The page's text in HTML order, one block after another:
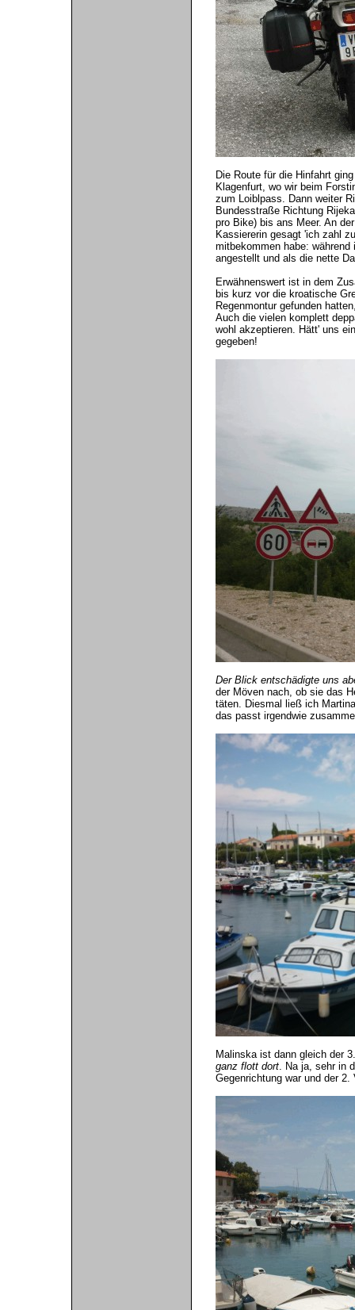
Die Route für die Hinfahrt
Klagenfurt, wo wir beim
zum Loiblpass. Dann weiter
Bundesstraße Richtung
pro Bike) bis ans Meer. An
Kassiererin gesagt 'ich zahl
mitbekommen habe:
angestellt und als die nette
Erwähnenswert ist in dem
bis kurz vor die kroatische
Regenmontur gefunden
Auch die vielen komplett
wohl akzeptieren. Hätt' uns
gegeben!
Der Blick entschädigte uns
der Möven nach, ob sie das
täten. Diesmal ließ ich
das passt irgendwie
Malinska ist dann gleich der
ganz flott dort. Na ja, sehr in
Gegenrichtung war und der